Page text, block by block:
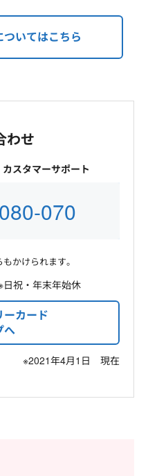
いてはこちら
わせ
スタマーサポート
070
かけられます。
祝・年末年始休
ーカード
へ
※2021年4月1日 現在